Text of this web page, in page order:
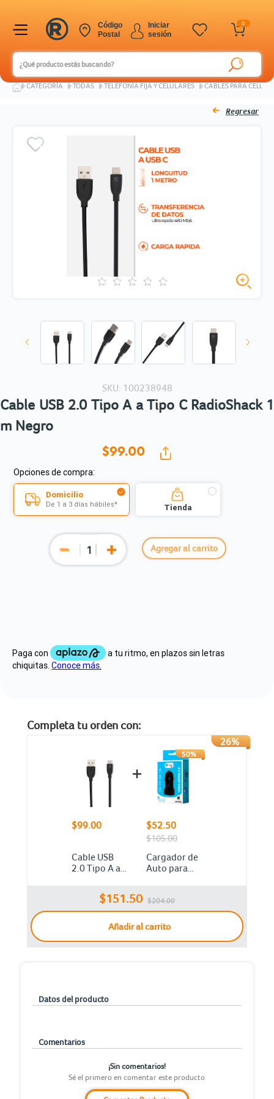
0
Iniciar
sesión
Código
Postal
CATEGORÍA TODAS TELEFONÍA FIJA Y CELULARES CABLES PARA
Regresar
SKU: 100238948
Cable USB 2.0 Tipo A a Tipo C RadioShack 1
m Negro
$99.00
Opciones de compra:
Domicilio
De 1 a 3 días hábiles* Tienda
Agregar al carrito
Ingresar Codigo Postal
Completa tu orden con:
26%
$99.00
Cable USB
2.0 Tipo A a
m Negro
50%
$52.50
$105.00
Cargador de
Auto para
DBugg /
Negro / 2
USB
$151.50 $204.00
Añadir al carrito
Datos del producto
Comentarios
¡Sin comentarios!
Sé el primero en comentar este producto